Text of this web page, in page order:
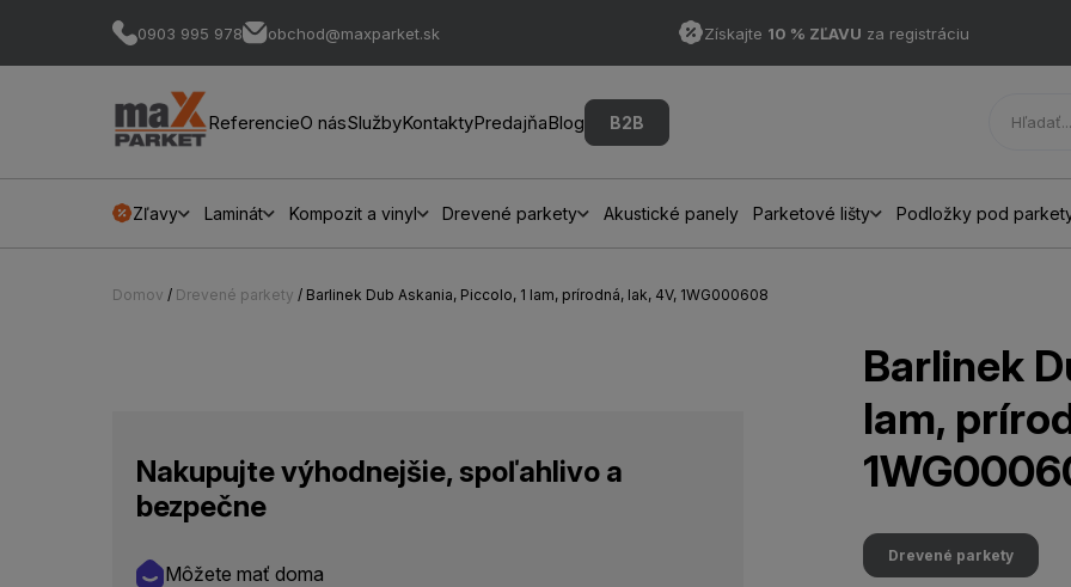
0903 995 978 obchod@maxparket.sk Získajte 10 % ZĽAVU za registráciu
ReferencieO násSlužbyKontaktyPredajňaBlog B2B
Zľavy Laminát Kompozit a vinyl Drevené parkety Akustické panely Parketové lišty Podložky pod
Domov / Drevené parkety / Barlinek Dub Askania, Piccolo, 1 lam, prírodná, lak, 4V, 1WG000608
Nakupujte výhodnejšie, spoľahlivo a
bezpečne
Môžete mať doma
Barlinek
lam,
Drevené parkety